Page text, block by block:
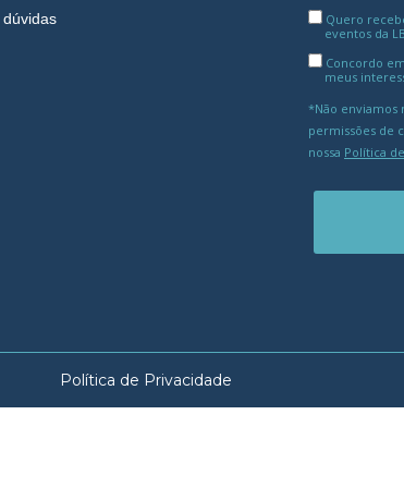
Quero
eventos da
Concordo
meus
*Não enviamos
permissões de
nossa Política
Política de Privacidade